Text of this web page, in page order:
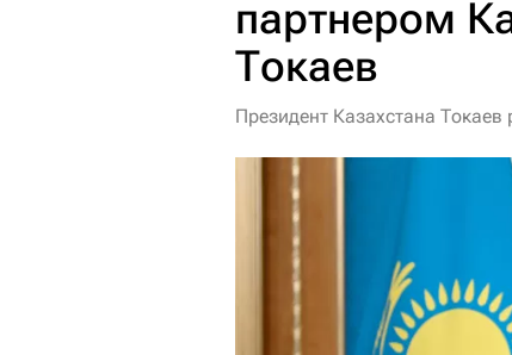
партнером
Токаев
Президент Казахстана Токаев